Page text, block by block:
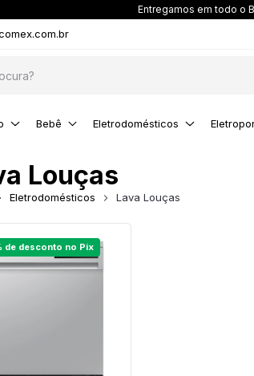
Entregamos em todo o
Bebê Eletrodomésticos
Louças
Eletrodomésticos Lava Louças